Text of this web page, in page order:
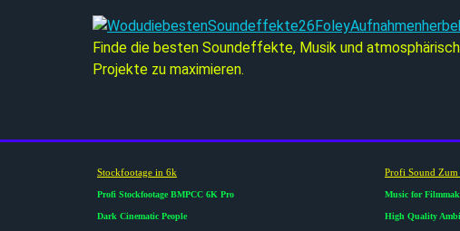
Finde die besten Soundeffekte, Musik und
Projekte zu maximieren.
Stockfootage in 6k
Profi Stockfootage BMPCC 6K Pro
Dark Cinematic People
Profi Sound
Music for
High Quality